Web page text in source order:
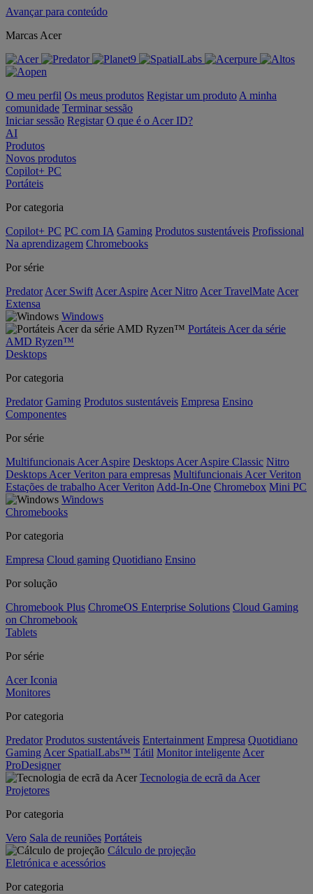
Avançar para conteúdo
Marcas Acer
O meu perfil Os meus produtos Registar um produto A minha
comunidade Terminar sessão
Iniciar sessão Registar O que é o Acer ID?
AI
Produtos
Novos produtos
Copilot+ PC
Portáteis
Por categoria
Copilot+ PC PC com IA Gaming Produtos sustentáveis Profissional
Na aprendizagem Chromebooks
Por série
Predator Acer Swift Acer Aspire Acer Nitro Acer TravelMate Acer
Extensa
Windows
Portáteis Acer da série
AMD Ryzen™
Desktops
Por categoria
Predator Gaming Produtos sustentáveis Empresa Ensino
Componentes
Por série
Multifuncionais Acer Aspire Desktops Acer Aspire Classic Nitro
Desktops Acer Veriton para empresas Multifuncionais Acer Veriton
Estações de trabalho Acer Veriton Add-In-One Chromebox Mini PC
Windows
Chromebooks
Por categoria
Empresa Cloud gaming Quotidiano Ensino
Por solução
Chromebook Plus ChromeOS Enterprise Solutions Cloud Gaming
on Chromebook
Tablets
Por série
Acer Iconia
Monitores
Por categoria
Predator Produtos sustentáveis Entertainment Empresa Quotidiano
Gaming Acer SpatialLabs™ Tátil Monitor inteligente Acer
ProDesigner
Tecnologia de ecrã da Acer
Projetores
Por categoria
Vero Sala de reuniões Portáteis
Cálculo de projeção
Eletrónica e acessórios
Por categoria